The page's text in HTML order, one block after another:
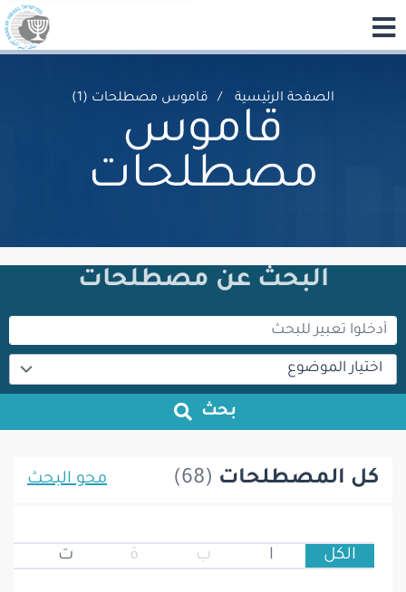
الصفحة الرئيسية قاموس مصطلحات (1)
قاموس
مصطلحات
البحث عن مصطلحات
اختيار الموضوع
بحث
كل المصطلحات (68) محو البحث
الكل ا ب ة ت